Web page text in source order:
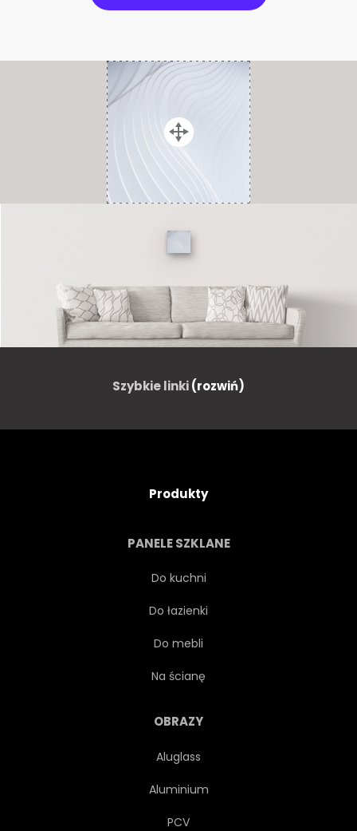
Szybkie linki(rozwiń)
Produkty
PANELE SZKLANE
Do kuchni
Do łazienki
Do mebli
Na ścianę
OBRAZY
Aluglass
Aluminium
PCV